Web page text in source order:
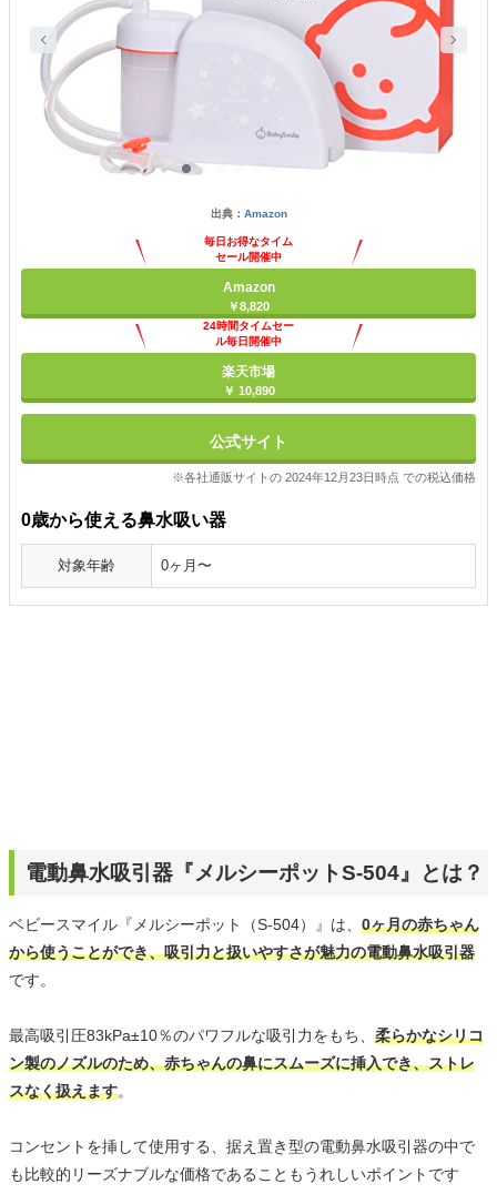
出典： Amazon
毎日お得なタイム
セール開催中
Amazon
￥8,820
24時間タイムセー
ル毎日開催中
楽天市場
￥ 10,890
公式サイト
※各社通販サイトの 2024年12月23日時点 での税込価格
0歳から使える鼻水吸い器
対象年齢 0ヶ月〜
電動鼻水吸引器『メルシーポットS-504』とは？
ベビースマイル『メルシーポット（S-504）』は、 0ヶ月の赤ちゃん
から使うことができ、吸引力と扱いやすさが魅力の電動鼻水吸引器
です。
最高吸引圧83kPa±10％のパワフルな吸引力をもち、 柔らかなシリコ
ン製のノズルのため、赤ちゃんの鼻にスムーズに挿入でき、ストレ
スなく扱えます。
コンセントを挿して使用する、据え置き型の電動鼻水吸引器の中で
も比較的リーズナブルな価格であることもうれしいポイントです